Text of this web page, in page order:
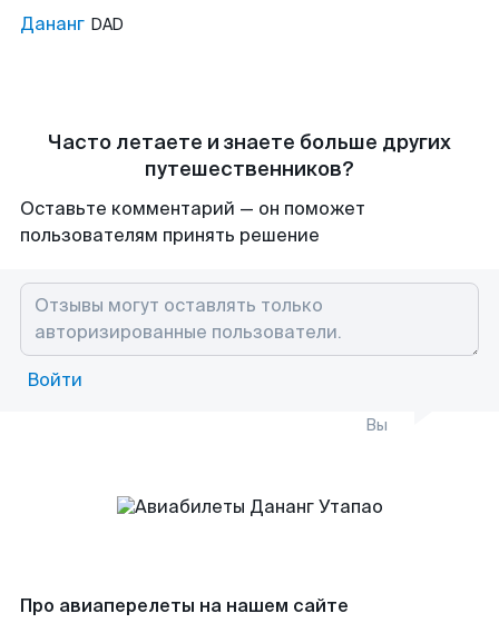
Дананг DAD
Часто летаете и знаете больше других
путешественников?
Оставьте комментарий — он поможет
пользователям принять решение
Войти
Вы
Про авиаперелеты на нашем сайте